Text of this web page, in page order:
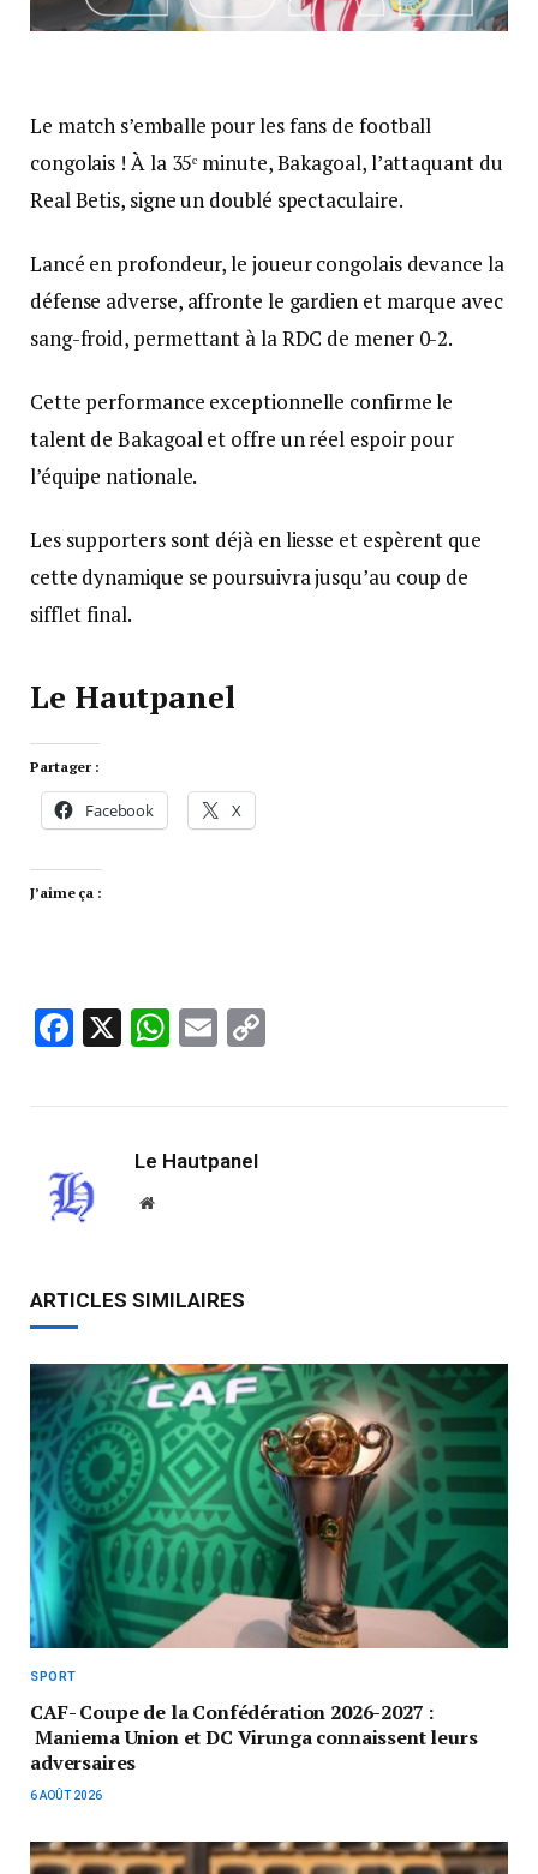
Le match s’emballe pour les fans de football
congolais ! À la 35ᵉ minute, Bakagoal, l’attaquant du
Real Betis, signe un doublé spectaculaire.
Lancé en profondeur, le joueur congolais devance la
défense adverse, affronte le gardien et marque avec
sang-froid, permettant à la RDC de mener 0-2.
Cette performance exceptionnelle confirme le
talent de Bakagoal et offre un réel espoir pour
l’équipe nationale.
Les supporters sont déjà en liesse et espèrent que
cette dynamique se poursuivra jusqu’au coup de
sifflet final.
Le Hautpanel
Partager :
Facebook X
J’aime ça :
Facebook
X WhatsApp
Email
Le Hautpanel
Website
ARTICLES SIMILAIRES
SPORT
CAF- Coupe de la Confédération 2026-2027 :
Maniema Union et DC Virunga connaissent leurs
adversaires
6 AOÛT 2026